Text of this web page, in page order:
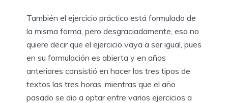
También el ejercicio práctico está formulado de
la misma forma, pero desgraciadamente, eso no
quiere decir que el ejercicio vaya a ser igual, pues
en su formulación es abierta y en años
anteriores consistió en hacer los tres tipos de
textos las tres horas, mientras que el año
pasado se dio a optar entre varios ejercicios a